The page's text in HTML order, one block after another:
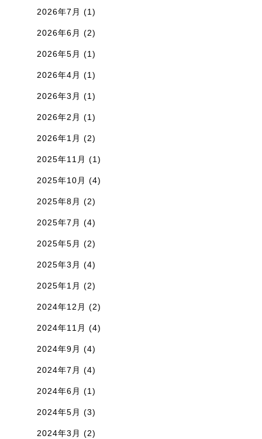
2026年7月 (1)
2026年6月 (2)
2026年5月 (1)
2026年4月 (1)
2026年3月 (1)
2026年2月 (1)
2026年1月 (2)
2025年11月 (1)
2025年10月 (4)
2025年8月 (2)
2025年7月 (4)
2025年5月 (2)
2025年3月 (4)
2025年1月 (2)
2024年12月 (2)
2024年11月 (4)
2024年9月 (4)
2024年7月 (4)
2024年6月 (1)
2024年5月 (3)
2024年3月 (2)